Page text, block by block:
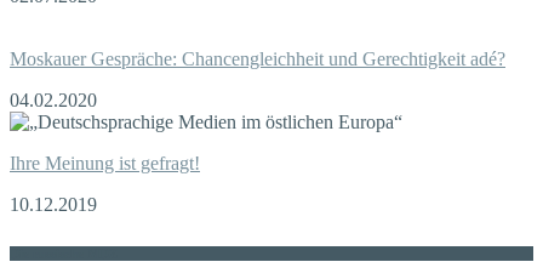
Moskauer Gespräche: Chancengleichheit und Gerechtigkeit adé?
04.02.2020
Ihre Meinung ist gefragt!
10.12.2019